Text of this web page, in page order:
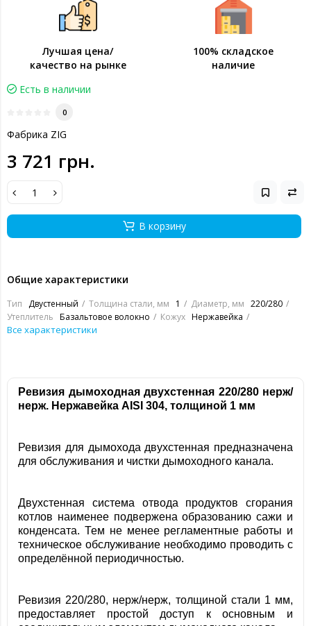
Лучшая цена/
качество на рынке
100% складское
наличие
Есть в наличии
0
Фабрика ZIG
3 721 грн.
В корзину
Общие характеристики
Тип Двустенный Толщина стали, мм 1 Диаметр, мм 220/280
Утеплитель Базальтовое волокно Кожух Нержавейка
Все характеристики
Ревизия дымоходная двухстенная 220/280 нерж/
нерж. Нержавейка AISI 304, толщиной 1 мм
Ревизия для дымохода двухстенная предназначена
для обслуживания и чистки дымоходного канала.
Двухстенная система отвода продуктов сгорания
котлов наименее подвержена образованию сажи и
конденсата. Тем не менее регламентные работы и
техническое обслуживание необходимо проводить с
определённой периодичностью.
Ревизия 220/280, нерж/нерж, толщиной стали 1 мм,
предоставляет простой доступ к основным и